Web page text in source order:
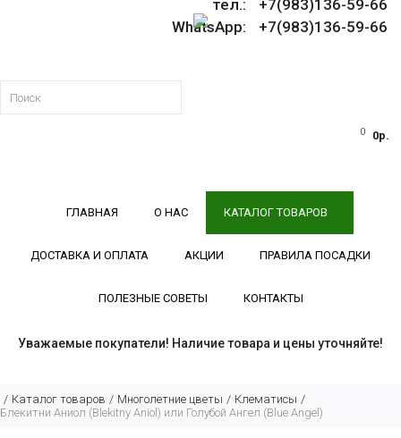
тел.: +7(983)136-59-66
WhatsApp: +7(983)136-59-66
0 0р.
ГЛАВНАЯ О НАС КАТАЛОГ ТОВАРОВ
ДОСТАВКА И ОПЛАТА АКЦИИ ПРАВИЛА ПОСАДКИ
ПОЛЕЗНЫЕ СОВЕТЫ КОНТАКТЫ
Уважаемые покупатели! Наличие товара и цены уточняйте!
Каталог товаров Многолетние цветы
Клематисы
Блекитни Аниол (Blekitny Aniol) или Голубой Ангел (Blue Angel)